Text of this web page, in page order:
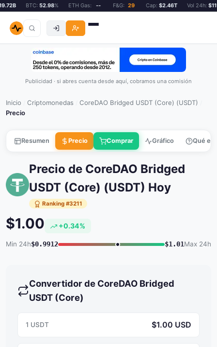
BTC:52.98% ETH Gas: -- F&G: 29 Cap:$2.46T Vol 24h:
Publicidad · si abres cuenta desde aquí, cobramos una comisión
Inicio Criptomonedas CoreDAO Bridged USDT (Core) (USDT)
Precio
Resumen Precio Comprar Gráfico Qué es
Precio de CoreDAO Bridged
USDT (Core) (USDT) Hoy
Ranking #3211
$1.00 +0.34%
Min 24h$0.9912 $1.01Max 24h
Convertidor de CoreDAO Bridged
USDT (Core)
1 USDT $1.00 USD